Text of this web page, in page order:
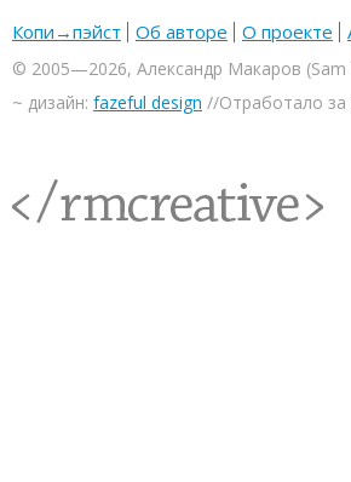
Копи→пэйст Об авторе О проекте
© 2005—2026, Александр Макаров (Sam
~ дизайн: fazeful design //Отработало за
<rmcreative/>